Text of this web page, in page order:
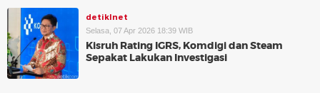
detikInet
Selasa, 07 Apr 2026 18:39 WIB
Kisruh Rating IGRS, Komdigi dan Steam
Sepakat Lakukan Investigasi